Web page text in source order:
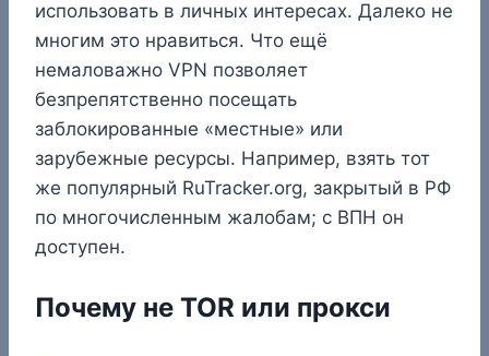
использовать в личных интересах. Далеко не
многим это нравиться. Что ещё
немаловажно VPN позволяет
безпрепятственно посещать
заблокированные «местные» или
зарубежные ресурсы. Например, взять тот
же популярный RuTracker.org, закрытый в РФ
по многочисленным жалобам; с ВПН он
доступен.
Почему не TOR или прокси